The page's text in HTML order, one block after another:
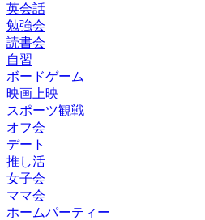
英会話
勉強会
読書会
自習
ボードゲーム
映画上映
スポーツ観戦
オフ会
デート
推し活
女子会
ママ会
ホームパーティー